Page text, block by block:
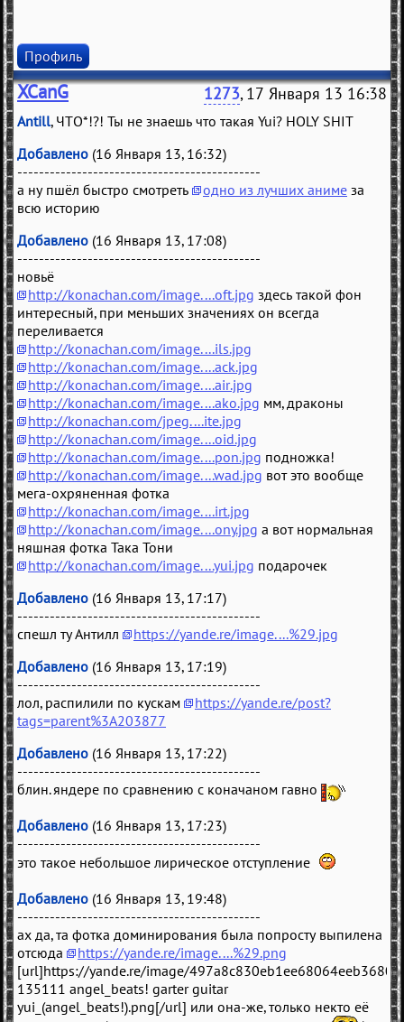
Профиль
XCanG 1273, 17 Января 13 16:38
Antill, ЧТО*!?! Ты не знаешь что такая Yui? HOLY SHIT
Добавлено (16 Января 13, 16:32)
---------------------------------------------
а ну пшёл быстро смотреть
одно из лучших аниме за
всю историю
Добавлено (16 Января 13, 17:08)
---------------------------------------------
новьё
http://konachan.com/image....oft.jpg здесь такой фон
интересный, при меньших значениях он всегда
переливается
http://konachan.com/image....ils.jpg
http://konachan.com/image....ack.jpg
http://konachan.com/image....air.jpg
http://konachan.com/image....ako.jpg мм, драконы
http://konachan.com/jpeg....ite.jpg
http://konachan.com/image....oid.jpg
http://konachan.com/image....pon.jpg подножка!
http://konachan.com/image....wad.jpg вот это вообще
мега-охряненная фотка
http://konachan.com/image....irt.jpg
http://konachan.com/image....ony.jpg а вот нормальная
няшная фотка Така Тони
http://konachan.com/image....yui.jpg подарочек
Добавлено (16 Января 13, 17:17)
---------------------------------------------
спешл ту Антилл
https://yande.re/image....%29.jpg
Добавлено (16 Января 13, 17:19)
---------------------------------------------
лол, распилили по кускам
https://yande.re/post?
tags=parent%3A203877
Добавлено (16 Января 13, 17:22)
---------------------------------------------
блин. яндере по сравнению с коначаном гавно
Добавлено (16 Января 13, 17:23)
---------------------------------------------
это такое небольшое лирическое отступление
Добавлено (16 Января 13, 19:48)
---------------------------------------------
ах да, та фотка доминирования была попросту выпилена
отсюда
https://yande.re/image....%29.png
[url]https://yande.re/image/
135111 angel_beats! garter guitar
yui_(angel_beats!).png[/url] или она-же, только некто её